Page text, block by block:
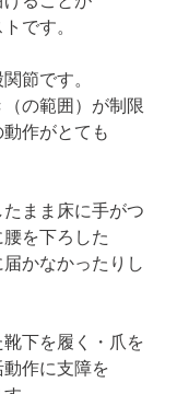
です。
節です。
の範囲）が制限
作がとても
まま床に手がつ
を下ろした
かなかったりし
下を履く・爪を
作に支障を